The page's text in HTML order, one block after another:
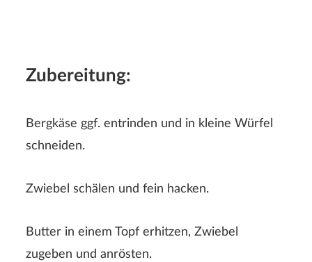
Zubereitung:
Bergkäse ggf. entrinden und in kleine Würfel
schneiden.
Zwiebel schälen und fein hacken.
Butter in einem Topf erhitzen, Zwiebel
zugeben und anrösten.
Rezeptbewertung